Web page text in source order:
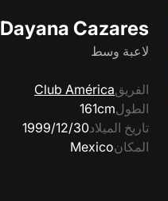
Dayana Cazares
لاعبة وسط
الفريقClub América
الطول161cm
تاريخ الميلاد30‏/12‏/1999
المكانMexico